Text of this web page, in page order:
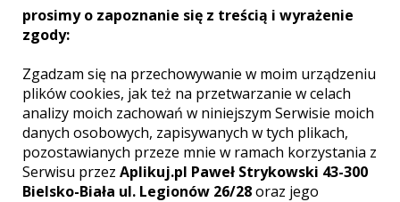
Ocena:5,00 / 5
(6 opinii)
on musi wykonać jako profesjonalista -
piękne, na wysokim poziomie fotografie
ślubne. Uwiecznić na nich musi każdy
ważny element ze ślubu, ale też Wasze
szczęście, radość i inne emocje.
Zapraszam.
Zobacz więcej
prosimy o zapoznanie się z treścią i wyrażenie
zgody:
Zgadzam się na przechowywanie w moim urządzeniu
plików cookies, jak też na przetwarzanie w celach
analizy moich zachowań w niniejszym Serwisie moich
danych osobowych, zapisywanych w tych plikach,
pozostawianych przeze mnie w ramach korzystania z
Serwisu przez Aplikuj.pl Paweł Strykowski 43-300
Bielsko-Biała ul. Legionów 26/28oraz jego